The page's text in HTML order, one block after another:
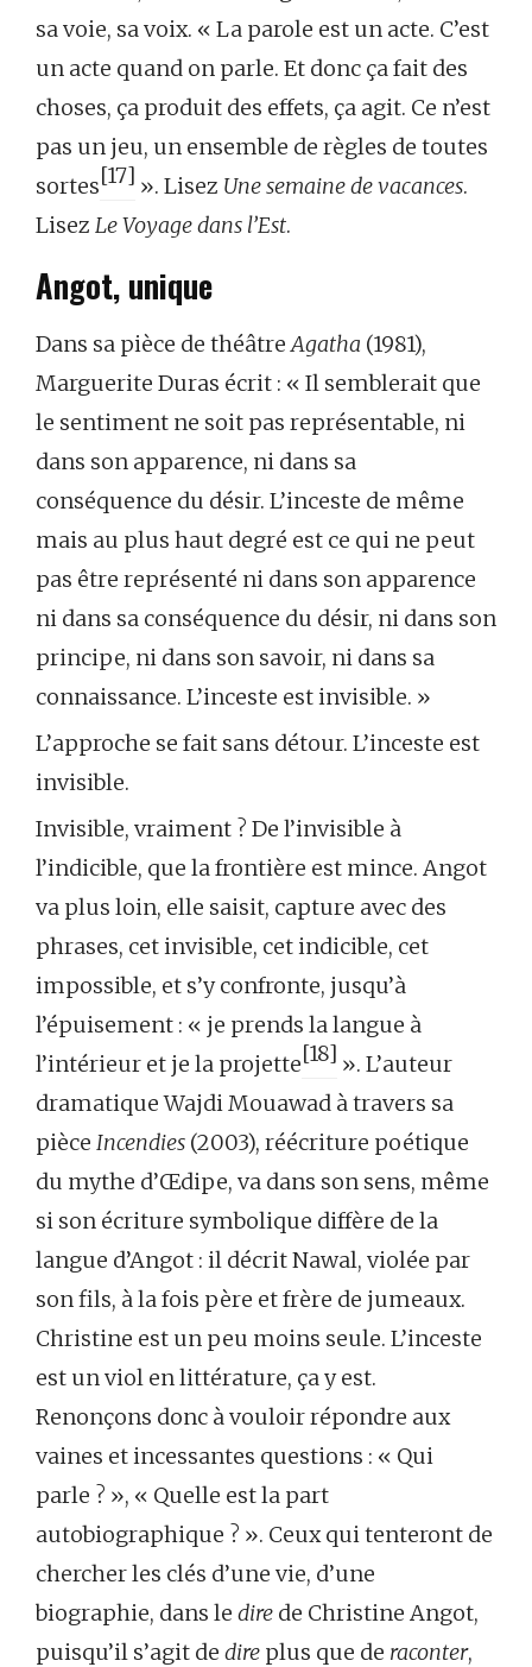
sa voie, sa voix. « La parole est un acte. C’est
un acte quand on parle. Et donc ça fait des
choses, ça produit des effets, ça agit. Ce n’est
pas un jeu, un ensemble de règles de toutes
sortes[17] ». Lisez Une semaine de vacances.
Lisez Le Voyage dans l’Est.
Angot, unique
Dans sa pièce de théâtreAgatha (1981),
Marguerite Duras écrit : « Il semblerait que
le sentiment ne soit pas représentable, ni
dans son apparence, ni dans sa
conséquence du désir. L’inceste de même
mais au plus haut degré est ce qui ne peut
pas être représenté ni dans son apparence
ni dans sa conséquence du désir, ni dans son
principe, ni dans son savoir, ni dans sa
connaissance. L’inceste est invisible. »
L’approche se fait sans détour. L’inceste est
invisible.
Invisible, vraiment ? De l’invisible à
l’indicible, que la frontière est mince. Angot
va plus loin, elle saisit, capture avec des
phrases, cet invisible, cet indicible, cet
impossible, et s’y confronte, jusqu’à
l’épuisement : « je prends la langue à
l’intérieur et je la projette[18] ». L’auteur
dramatique Wajdi Mouawad à travers sa
pièce Incendies (2003), réécriture poétique
du mythe d’Œdipe, va dans son sens, même
si son écriture symbolique diffère de la
langue d’Angot : il décrit Nawal, violée par
son fils, à la fois père et frère de jumeaux.
Christine est un peu moins seule. L’inceste
est un viol en littérature, ça y est.
Renonçons donc à vouloir répondre aux
vaines et incessantes questions : « Qui
parle ? », « Quelle est la part
autobiographique ? ». Ceux qui tenteront de
chercher les clés d’une vie, d’une
biographie, dans le dire de Christine Angot,
puisqu’il s’agit de dire plus que de raconter,